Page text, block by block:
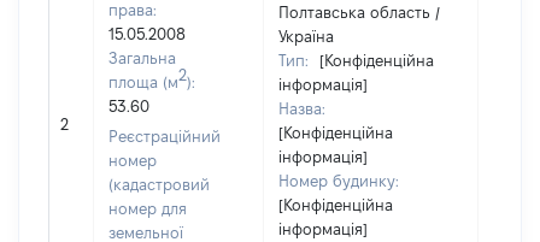
2
права:
15.05.2008
Загальна
площа (м2):
53.60
Реєстраційний
номер
(кадастровий
номер для
земельної
Полтавська область /
Україна
Тип:
[Конфіденційна
інформація]
Назва:
[Конфіденційна
інформація]
Номер будинку:
[Конфіденційна
інформація]